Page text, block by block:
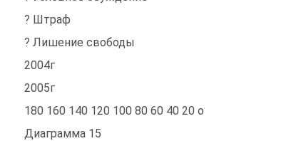
? Штраф
? Лишение свободы
2004г
2005г
180 160 140 120 100 80 60 40 20 о
Диаграмма 15